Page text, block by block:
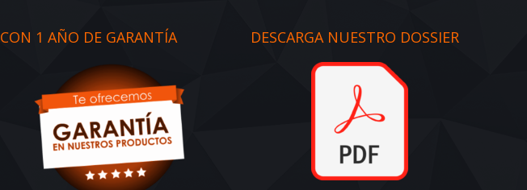
CON 1 AÑO DE GARANTÍA DESCARGA NUESTRO DOSSIER